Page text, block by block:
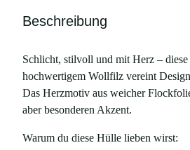
Beschreibung
Schlicht, stilvoll und mit Herz –
hochwertigem Wollfilz vereint
Das Herzmotiv aus weicher
aber besonderen Akzent.
Warum du diese Hülle lieben wirst: